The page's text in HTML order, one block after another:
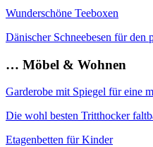
Wunderschöne Teeboxen
Dänischer Schneebesen für den
… Möbel & Wohnen
Garderobe mit Spiegel für eine
Die wohl besten Tritthocker
Etagenbetten für Kinder